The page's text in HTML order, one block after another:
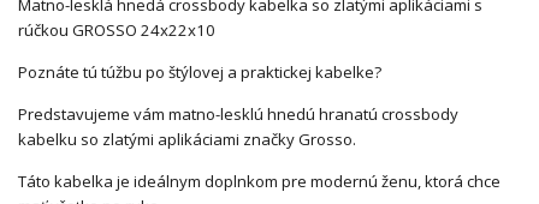
Matno-lesklá hnedá crossbody kabelka so zlatými aplikáciami s
rúčkou GROSSO 24x22x10
Poznáte tú túžbu po štýlovej a praktickej kabelke?
Predstavujeme vám matno-lesklú hnedú hranatú crossbody
kabelku so zlatými aplikáciami značky Grosso.
Táto kabelka je ideálnym doplnkom pre modernú ženu, ktorá chce